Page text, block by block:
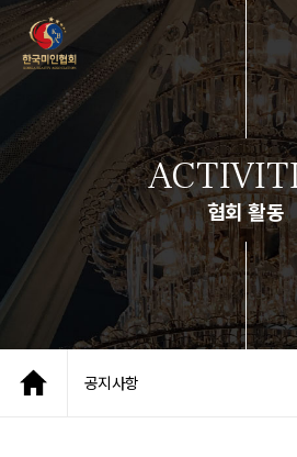
협회 활동
공지사항